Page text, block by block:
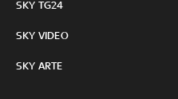
SKY TG24
SKY VIDEO
SKY ARTE